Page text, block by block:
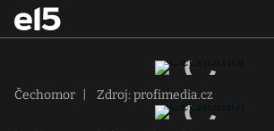
Čechomor Zdroj: profimedia.cz